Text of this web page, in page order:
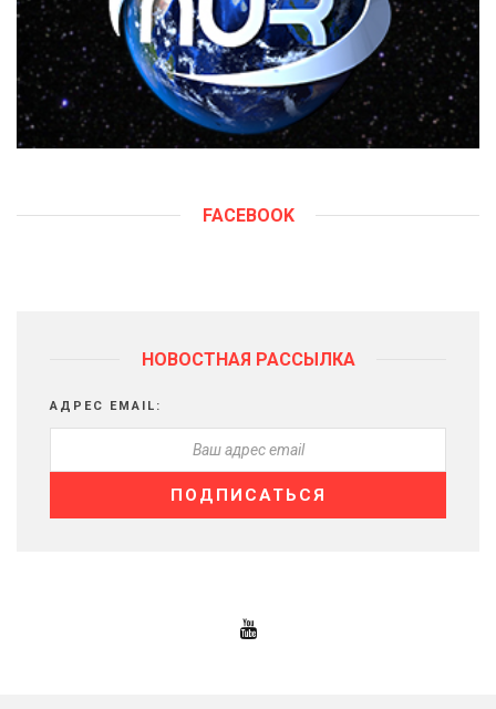
FACEBOOK
НОВОСТНАЯ РАССЫЛКА
АДРЕС EMAIL: